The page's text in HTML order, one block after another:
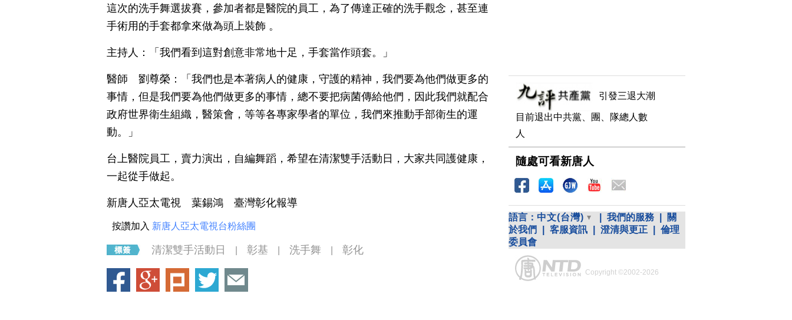
這次的洗手舞選拔賽，參加者都是醫院的員工，為了傳達正確的洗手觀念，甚至連
手術用的手套都拿來做為頭上裝飾 。
主持人：「我們看到這對創意非常地十足，手套當作頭套。」
醫師 劉尊榮：「我們也是本著病人的健康，守護的精神，我們要為他們做更多的
事情，但是我們要為他們做更多的事情，總不要把病菌傳給他們，因此我們就配合
政府世界衛生組織，醫策會，等等各專家學者的單位，我們來推動手部衛生的運
動。」
台上醫院員工，賣力演出，自編舞蹈，希望在清潔雙手活動日，大家共同護健康，
一起從手做起。
新唐人亞太電視 葉錫鴻 臺灣彰化報導
按讚加入 新唐人亞太電視台粉絲團
清潔雙手活動日 彰基 洗手舞 彰化
引發三退大潮
目前退出中共黨、團、隊總人數
人
隨處可看新唐人
語言： 中文(台灣) 我們的服務
關
於我們
客服資訊 澄清與更正
倫理
委員會
Copyright ©2002-2026